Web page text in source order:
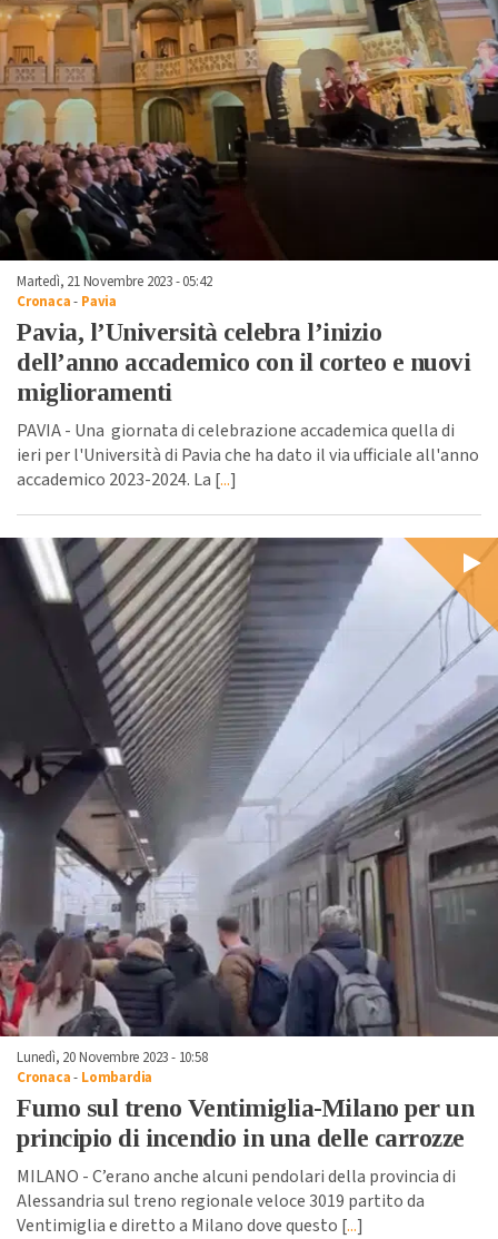
Martedì, 21 Novembre 2023 - 05:42
Cronaca- Pavia
Pavia, l’Università celebra l’inizio
dell’anno accademico con il corteo e nuovi
miglioramenti
PAVIA - Una giornata di celebrazione accademica quella di
ieri per l'Università di Pavia che ha dato il via ufficiale all'anno
accademico 2023-2024. La [...]
Lunedì, 20 Novembre 2023 - 10:58
Cronaca- Lombardia
Fumo sul treno Ventimiglia-Milano per un
principio di incendio in una delle carrozze
MILANO - C’erano anche alcuni pendolari della provincia di
Alessandria sul treno regionale veloce 3019 partito da
Ventimiglia e diretto a Milano dove questo [...]